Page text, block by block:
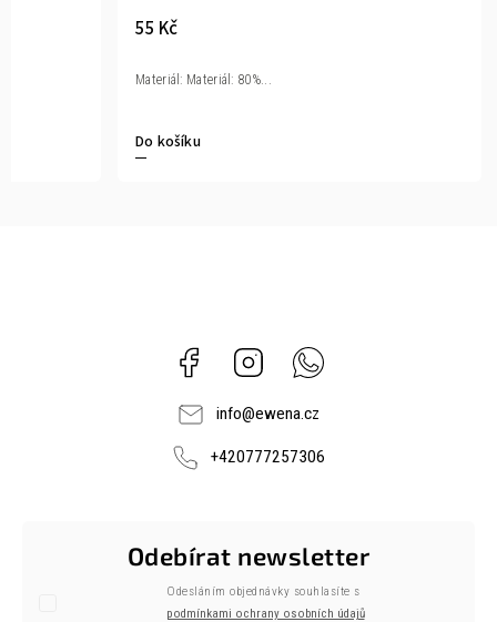
55 Kč
Do košíku
Materiál: Materiál: 80%...
Facebook Instagram
info@ewena.cz
+420777257306
Odebírat newsletter
Odesláním objednávky souhlasíte s
podmínkami ochrany osobních údajů